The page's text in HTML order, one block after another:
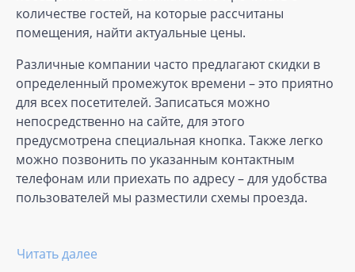
количестве гостей, на которые рассчитаны
помещения, найти актуальные цены.
Различные компании часто предлагают скидки в
определенный промежуток времени – это приятно
для всех посетителей. Записаться можно
непосредственно на сайте, для этого
предусмотрена специальная кнопка. Также легко
можно позвонить по указанным контактным
телефонам или приехать по адресу – для удобства
пользователей мы разместили схемы проезда.
Читать далее